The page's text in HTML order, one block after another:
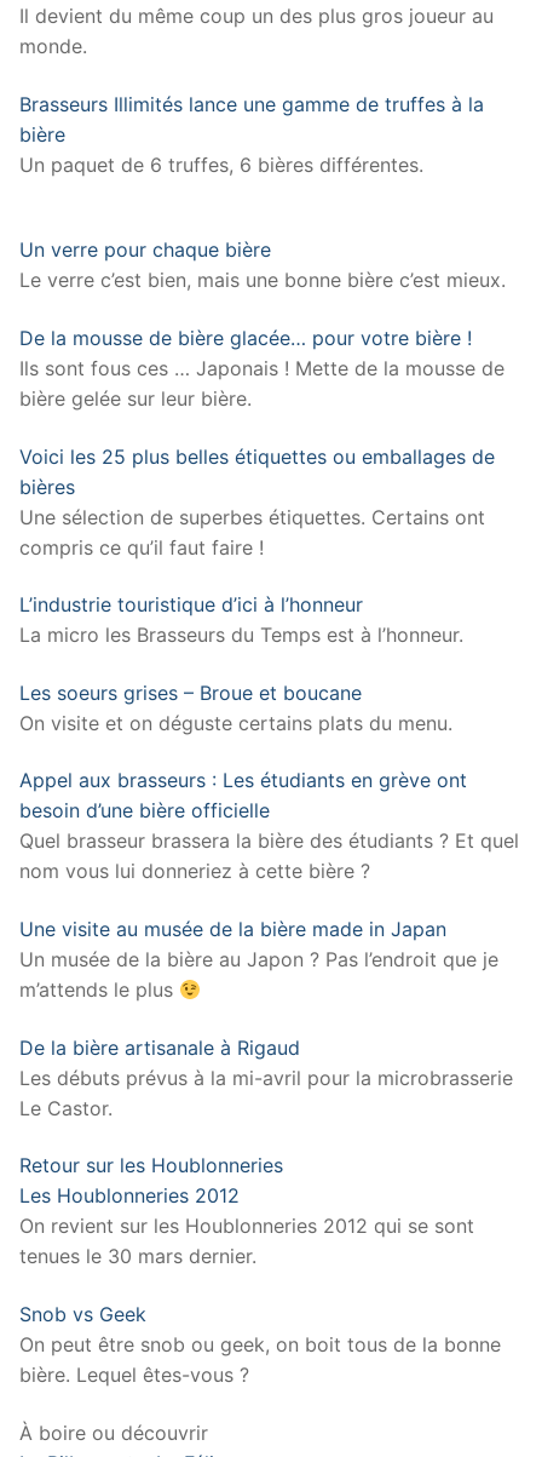
Il devient du même coup un des plus gros joueur au
monde.
Brasseurs Illimités lance une gamme de truffes à la
bière
Un paquet de 6 truffes, 6 bières différentes.
Un verre pour chaque bière
Le verre c’est bien, mais une bonne bière c’est mieux.
De la mousse de bière glacée… pour votre bière !
Ils sont fous ces … Japonais ! Mette de la mousse de
bière gelée sur leur bière.
Voici les 25 plus belles étiquettes ou emballages de
bières
Une sélection de superbes étiquettes. Certains ont
compris ce qu’il faut faire !
L’industrie touristique d’ici à l’honneur
La micro les Brasseurs du Temps est à l’honneur.
Les soeurs grises – Broue et boucane
On visite et on déguste certains plats du menu.
Appel aux brasseurs : Les étudiants en grève ont
besoin d’une bière officielle
Quel brasseur brassera la bière des étudiants ? Et quel
nom vous lui donneriez à cette bière ?
Une visite au musée de la bière made in Japan
Un musée de la bière au Japon ? Pas l’endroit que je
m’attends le plus
De la bière artisanale à Rigaud
Les débuts prévus à la mi-avril pour la microbrasserie
Le Castor.
Retour sur les Houblonneries
Les Houblonneries 2012
On revient sur les Houblonneries 2012 qui se sont
tenues le 30 mars dernier.
Snob vs Geek
On peut être snob ou geek, on boit tous de la bonne
bière. Lequel êtes-vous ?
À boire ou découvrir